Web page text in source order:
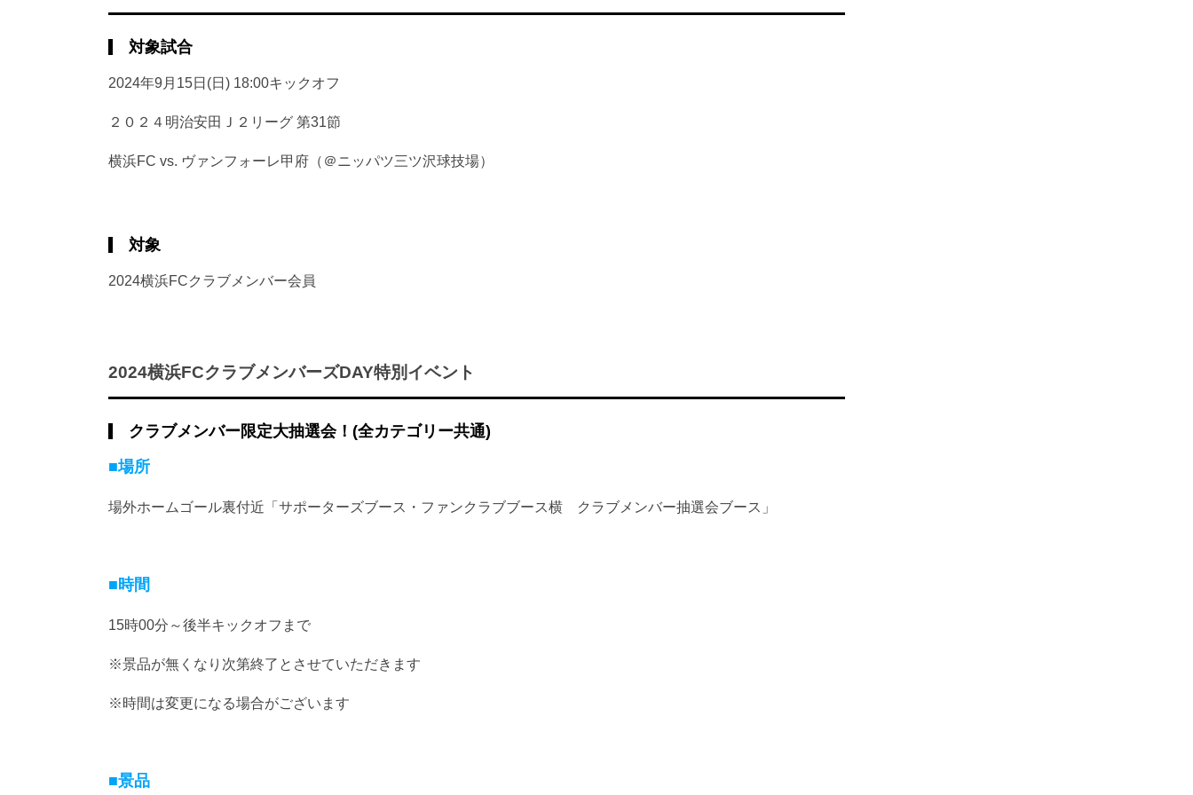
対象試合
2024年9月15日(日) 18:00キックオフ
２０２４明治安田Ｊ２リーグ 第31節
横浜FC vs. ヴァンフォーレ甲府（＠ニッパツ三ツ沢球技場）
対象
2024横浜FCクラブメンバー会員
2024横浜FCクラブメンバーズDAY特別イベント
クラブメンバー限定大抽選会！(全カテゴリー共通)
■場所
場外ホームゴール裏付近「サポーターズブース・ファンクラブブース横 クラブメンバー抽選会ブース」
■時間
15時00分～後半キックオフまで
※景品が無くなり次第終了とさせていただきます
※時間は変更になる場合がございます
■景品